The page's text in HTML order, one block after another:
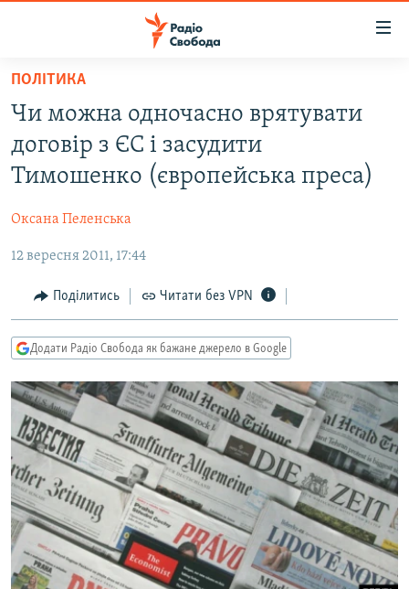
Перейти
основного
матеріалу
Перейти
до
основної
Перейти
пошуку
СТАТТІ
СУСПІЛЬСТВО
КУЛЬТУРА
УКРАЇНА
СВІТ
РОСІЙСЬКА «ФІЛЬТРАЦІЯ»
ДОНБАС.РЕАЛІЇ
КРИМ.РЕАЛІЇ
СХЕМИ
КИТАЙ.ВИКЛИКИ
МУЛЬТИМЕДІА
ФОТО
СПЕЦПРОЄКТИ
ПОДКАСТИ
КРИМ РЕАЛІЇ
ПОЛІТИКА
Чи можна одночасно врятувати
договір з ЄС і засудити
Тимошенко (європейська преса)
Оксана Пеленська
12 вересня 2011, 17:44
Поділитись Читати без VPN
Додати Радіо Свобода як бажане джерело в Google